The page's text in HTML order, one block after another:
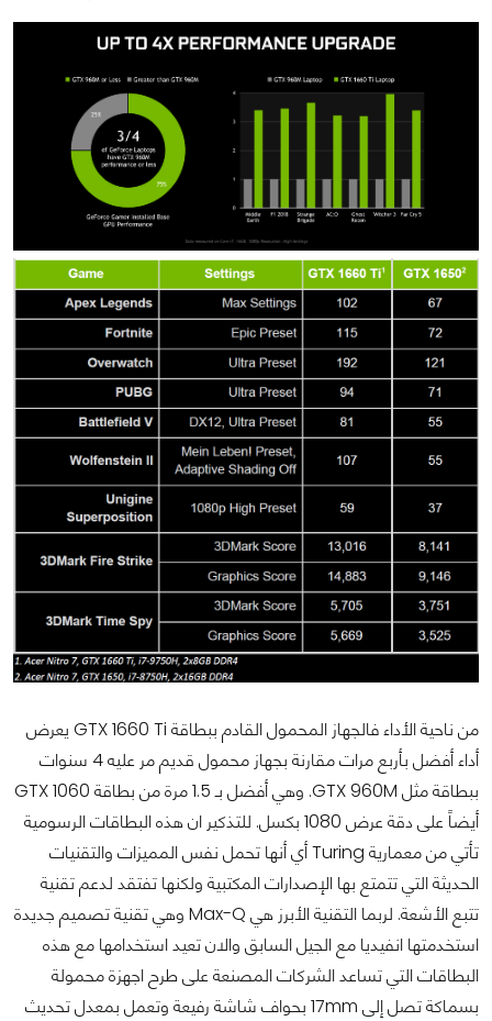
من ناحية الأداء فالجهاز المحمول القادم ببطاقة GTX 1660 Ti يعرض
أداء أفضل بأربع مرات مقارنة بجهاز محمول قديم مر عليه 4 سنوات
ببطاقة مثل GTX 960M. وهي أفضل بـ 1.5 مرة من بطاقة GTX 1060
أيضاً على دقة عرض 1080 بكسل. للتذكير ان هذه البطاقات الرسومية
تأتي من معمارية Turing أي أنها تحمل نفس المميزات والتقنيات
الحديثة التي تتمتع بها الإصدارات المكتبية ولكنها تفتقد لدعم تقنية
تتبع الأشعة. لربما التقنية الأبرز هي Max-Q وهي تقنية تصميم جديدة
استخدمتها انفيديا مع الجيل السابق والان تعيد استخدامها مع هذه
البطاقات التي تساعد الشركات المصنعة على طرح اجهزة محمولة
بسماكة تصل إلى 17mm بحواف شاشة رفيعة وتعمل بمعدل تحديث